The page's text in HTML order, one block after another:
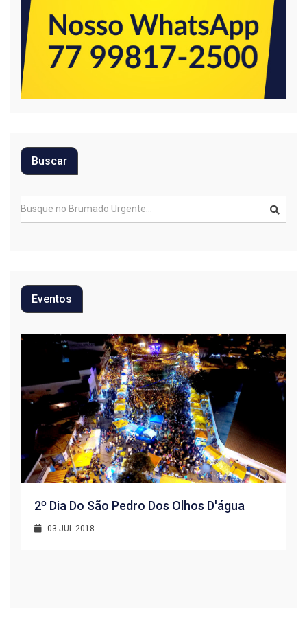
Buscar
Eventos
2º Dia Do São Pedro Dos Olhos D'água
03 JUL 2018